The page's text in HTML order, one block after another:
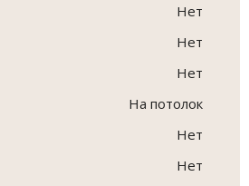
Нет
Нет
Нет
На потолок
Нет
Нет